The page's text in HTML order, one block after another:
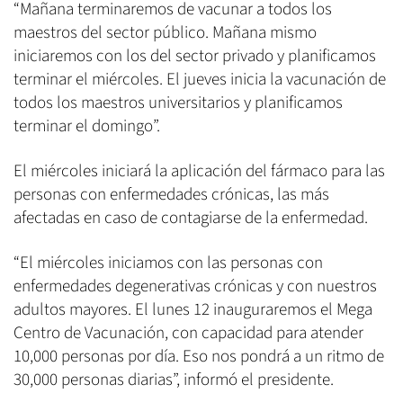
“Mañana terminaremos de vacunar a todos los
maestros del sector público. Mañana mismo
iniciaremos con los del sector privado y planificamos
terminar el miércoles. El jueves inicia la vacunación de
todos los maestros universitarios y planificamos
terminar el domingo”.
El miércoles iniciará la aplicación del fármaco para las
personas con enfermedades crónicas, las más
afectadas en caso de contagiarse de la enfermedad.
“El miércoles iniciamos con las personas con
enfermedades degenerativas crónicas y con nuestros
adultos mayores. El lunes 12 inauguraremos el Mega
Centro de Vacunación, con capacidad para atender
10,000 personas por día. Eso nos pondrá a un ritmo de
30,000 personas diarias”, informó el presidente.